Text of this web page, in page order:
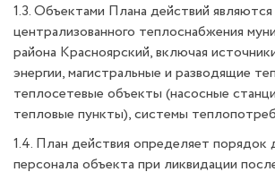
1.3. Объектами Плана действий являются
централизованного теплоснабжения
района Красноярский, включая
энергии, магистральные и разводящие
теплосетевые объекты (насосные
тепловые пункты), системы
1.4. План действия определяет порядок
персонала объекта при ликвидации